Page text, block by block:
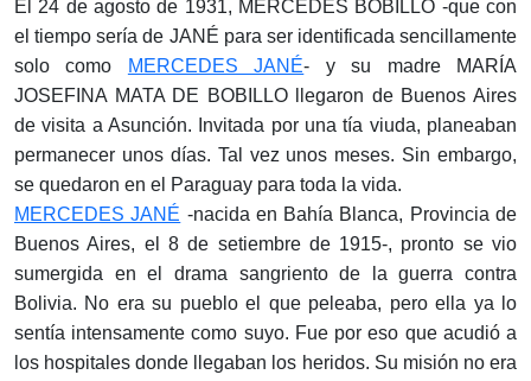
El 24 de agosto de 1931, MERCEDES BOBILLO -que con
el tiempo sería de JANÉ para ser identificada sencillamente
solo como
MERCEDES JANÉ- y su madre MARÍA
JOSEFINA MATA DE BOBILLO llegaron de Buenos Aires
de visita a Asunción. Invitada por una tía viuda, planeaban
permanecer unos días. Tal vez unos meses. Sin embargo,
se quedaron en el Paraguay para toda la vida.
MERCEDES JANÉ -nacida en Bahía Blanca, Provincia de
Buenos Aires, el 8 de setiembre de 1915-, pronto se vio
sumergida en el drama sangriento de la guerra contra
Bolivia. No era su pueblo el que peleaba, pero ella ya lo
sentía intensamente como suyo. Fue por eso que acudió a
los hospitales donde llegaban los heridos. Su misión no era